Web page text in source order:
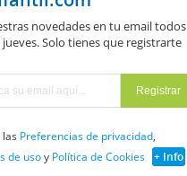
novedades en tu email todos
jueves. Solo tienes que registrarte
Preferencias de privacidad,
de usoy Política de Cookies + Info